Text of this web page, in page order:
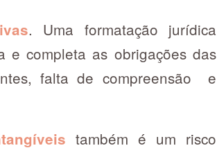
. Uma formatação jurídica
e completa as obrigações das
falta de compreensão e
também é um risco